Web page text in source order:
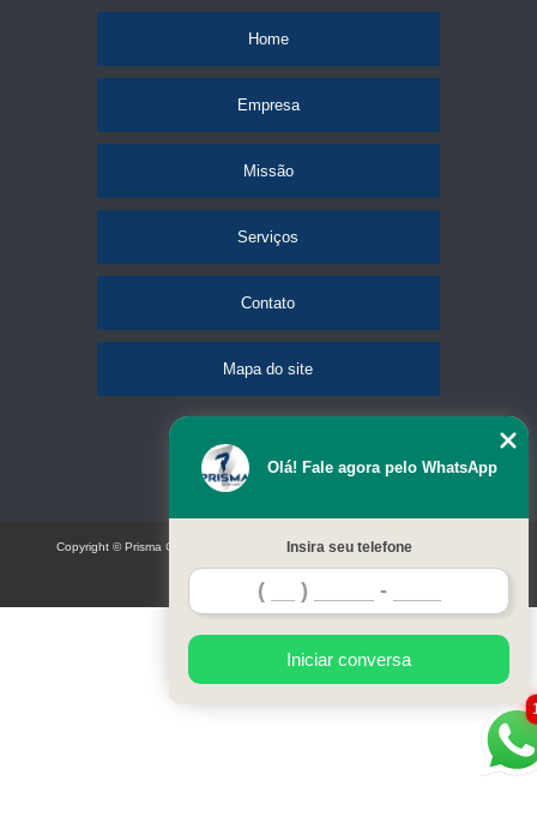
Home
Empresa
Missão
Serviços
Contato
Mapa do site
Olá! Fale agora pelo WhatsApp
Insira seu telefone
Iniciar conversa
Copyright © Prisma Comunicação visual e eventos (Lei 9610 de 19/02/1998)
W3C